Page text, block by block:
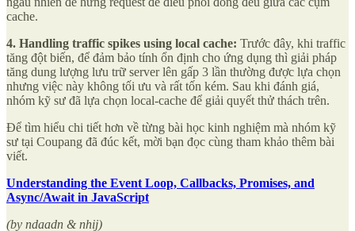
cache.
4. Handling traffic spikes using local cache: Trước đây, khi traffic
tăng đột biến, để đảm bảo tính ổn định cho ứng dụng thì giải pháp
tăng dung lượng lưu trữ server lên gấp 3 lần thường được lựa chọn
nhưng việc này không tối ưu và rất tốn kém. Sau khi đánh giá,
nhóm kỹ sư đã lựa chọn local-cache để giải quyết thử thách trên.
Để tìm hiểu chi tiết hơn về từng bài học kinh nghiệm mà nhóm kỹ
sư tại Coupang đã đúc kết, mời bạn đọc cùng tham khảo thêm bài
viết.
Understanding the Event Loop, Callbacks, Promises, and
Async/Await in JavaScript
(by ndaadn & nhij)